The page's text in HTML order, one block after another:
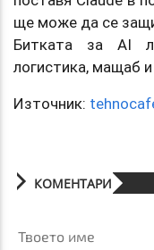
ще може да се
Битката за AI
логистика, мащаб
Източник:
КОМЕНТАРИ
Твоето име